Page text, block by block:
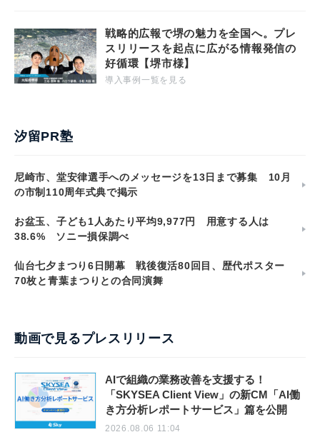
戦略的広報で堺の魅力を全国へ。プレ
スリリースを起点に広がる情報発信の
好循環【堺市様】
導入事例一覧を見る
汐留PR塾
尼崎市、堂安律選手へのメッセージを13日まで募集 10月
の市制110周年式典で掲示
お盆玉、子ども1人あたり平均9,977円 用意する人は
38.6% ソニー損保調べ
仙台七夕まつり6日開幕 戦後復活80回目、歴代ポスター
70枚と青葉まつりとの合同演舞
動画で見るプレスリリース
AIで組織の業務改善を支援する！
「SKYSEA Client View」の新CM「AI働
き方分析レポートサービス」篇を公開
2026.08.06 11:04